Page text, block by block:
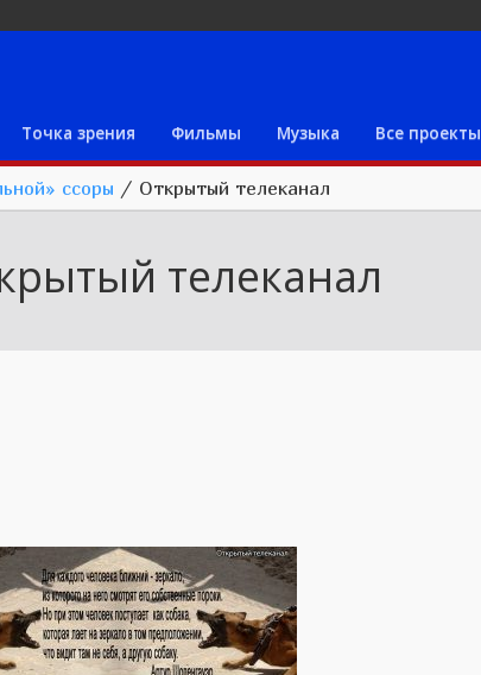
Точка зрения Фильмы Музыка Все проекты
ссоры / Открытый телеканал
телеканал